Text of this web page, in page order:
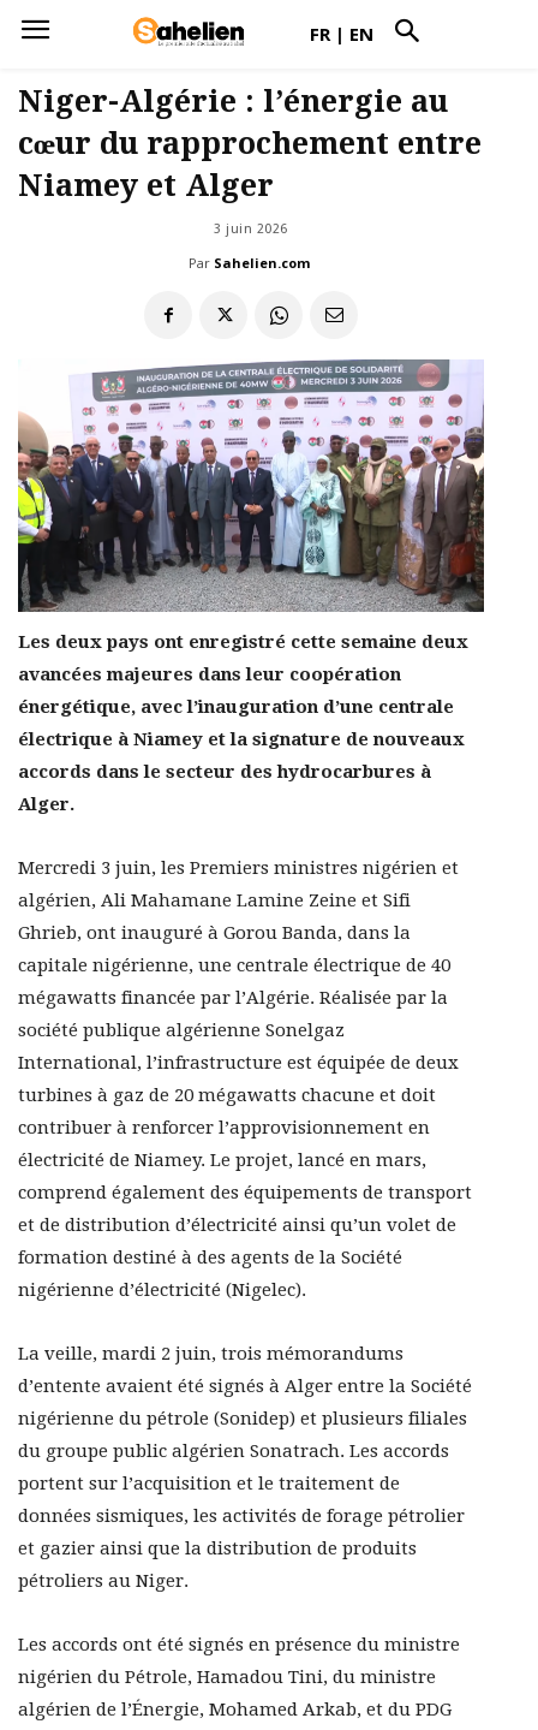
FR | EN
Niger-Algérie : l’énergie au
cœur du rapprochement entre
Niamey et Alger
3 juin 2026
Par Sahelien.com
Les deux pays ont enregistré cette semaine deux
avancées majeures dans leur coopération
énergétique, avec l’inauguration d’une centrale
électrique à Niamey et la signature de nouveaux
accords dans le secteur des hydrocarbures à
Alger.
Mercredi 3 juin, les Premiers ministres nigérien et
algérien, Ali Mahamane Lamine Zeine et Sifi
Ghrieb, ont inauguré à Gorou Banda, dans la
capitale nigérienne, une centrale électrique de 40
mégawatts financée par l’Algérie. Réalisée par la
société publique algérienne Sonelgaz
International, l’infrastructure est équipée de deux
turbines à gaz de 20 mégawatts chacune et doit
contribuer à renforcer l’approvisionnement en
électricité de Niamey. Le projet, lancé en mars,
comprend également des équipements de transport
et de distribution d’électricité ainsi qu’un volet de
formation destiné à des agents de la Société
nigérienne d’électricité (Nigelec).
La veille, mardi 2 juin, trois mémorandums
d’entente avaient été signés à Alger entre la Société
nigérienne du pétrole (Sonidep) et plusieurs filiales
du groupe public algérien Sonatrach. Les accords
portent sur l’acquisition et le traitement de
données sismiques, les activités de forage pétrolier
et gazier ainsi que la distribution de produits
pétroliers au Niger.
Les accords ont été signés en présence du ministre
nigérien du Pétrole, Hamadou Tini, du ministre
algérien de l’Énergie, Mohamed Arkab, et du PDG